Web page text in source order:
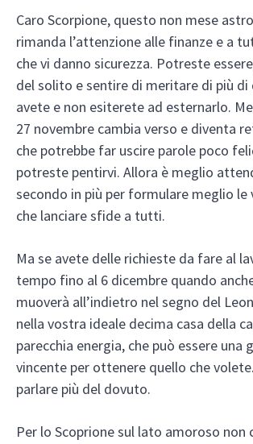
Caro Scorpione, questo non mese
rimanda l’attenzione alle finanze e a
che vi danno sicurezza. Potreste
del solito e sentire di meritare di più di
avete e non esiterete ad esternarlo.
27 novembre cambia verso e diventa
che potrebbe far uscire parole poco
potreste pentirvi. Allora è meglio
secondo in più per formulare meglio
che lanciare sfide a tutti.
Ma se avete delle richieste da fare al
tempo fino al 6 dicembre quando
muoverà all’indietro nel segno del
nella vostra ideale decima casa della
parecchia energia, che può essere una
vincente per ottenere quello che
parlare più del dovuto.
Per lo Scoprione sul lato amoroso non